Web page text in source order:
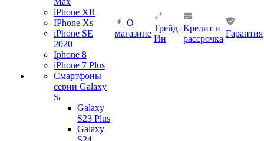
iPhone XR
IPhone Xs
iPhone SE
2020
Iphone 8
iPhone 7 Plus
Смартфоны
серии Galaxy
S
Galaxy
S23 Plus
Galaxy
О
магазине
Трейд-
Ин
Кредит и
рассрочка
Гарантия